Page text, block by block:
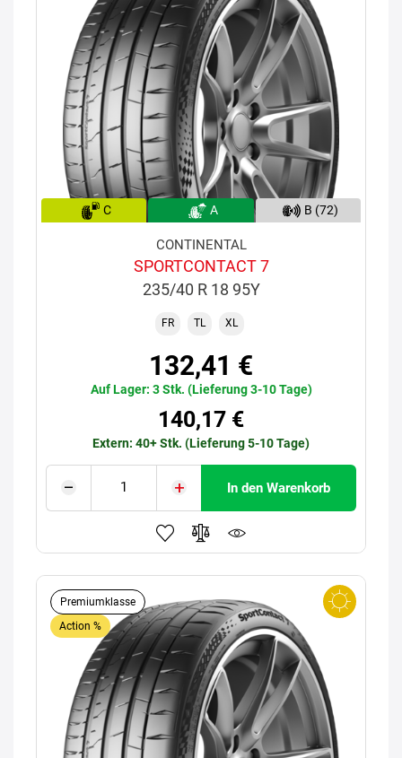
C A B (72)
CONTINENTAL
SPORTCONTACT 7
235/40 R 18 95Y
FR TL XL
132,41 €
Auf Lager: 3 Stk. (Lieferung 3-10 Tage)
140,17 €
Extern: 40+ Stk. (Lieferung 5-10 Tage)
In den Warenkorb
Premiumklasse
Action %